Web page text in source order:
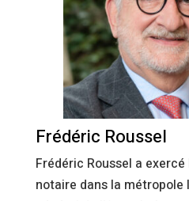
Frédéric Roussel
Frédéric Roussel a
notaire dans la